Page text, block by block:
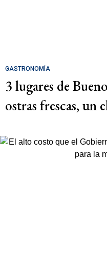
GASTRONOMÍA
3 lugares de
ostras frescas, un